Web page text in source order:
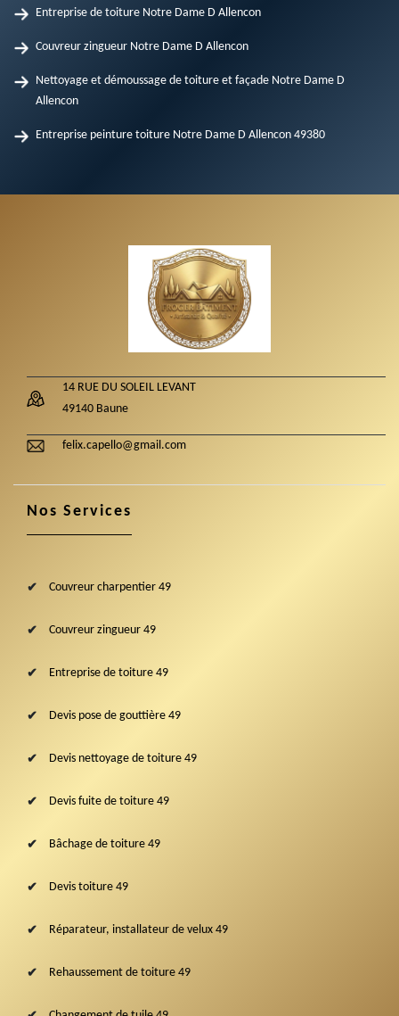
Entreprise de toiture Notre Dame D Allencon
Couvreur zingueur Notre Dame D Allencon
Nettoyage et démoussage de toiture et façade Notre Dame D
Allencon
Entreprise peinture toiture Notre Dame D Allencon 49380
14 RUE DU SOLEIL LEVANT
49140 Baune
felix.capello@gmail.com
Nos Services
Couvreur charpentier 49
Couvreur zingueur 49
Entreprise de toiture 49
Devis pose de gouttière 49
Devis nettoyage de toiture 49
Devis fuite de toiture 49
Bâchage de toiture 49
Devis toiture 49
Réparateur, installateur de velux 49
Rehaussement de toiture 49